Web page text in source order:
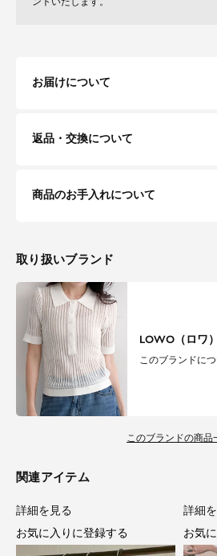
お届けについて
返品・交換について
商品のお手入れについて
取り扱いブランド
LOWO（ロワ）
このブランドに
このブランドの商品
関連アイテム
詳細を見る
お気に入りに登録する
詳細
お気